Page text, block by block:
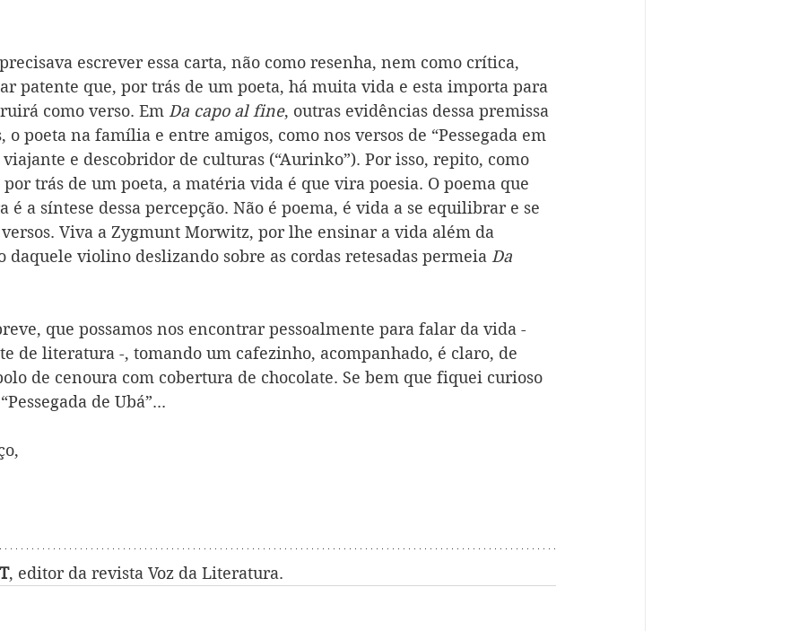
escrever essa carta, não como resenha, nem como crítica,
patente que, por trás de um poeta, há muita vida e esta importa para
como verso. Em Da capo al fine, outras evidências dessa premissa
o poeta na família e entre amigos, como nos versos de “Pessegada em
viajante e descobridor de culturas (“Aurinko”). Por isso, repito, como
trás de um poeta, a matéria vida é que vira poesia. O poema que
é a síntese dessa percepção. Não é poema, é vida a se equilibrar e se
Viva a Zygmunt Morwitz, por lhe ensinar a vida além da
daquele violino deslizando sobre as cordas retesadas permeia Da
que possamos nos encontrar pessoalmente para falar da vida -
de literatura -, tomando um cafezinho, acompanhado, é claro, de
de cenoura com cobertura de chocolate. Se bem que fiquei curioso
de Ubá”...
, editor da revista Voz da Literatura.